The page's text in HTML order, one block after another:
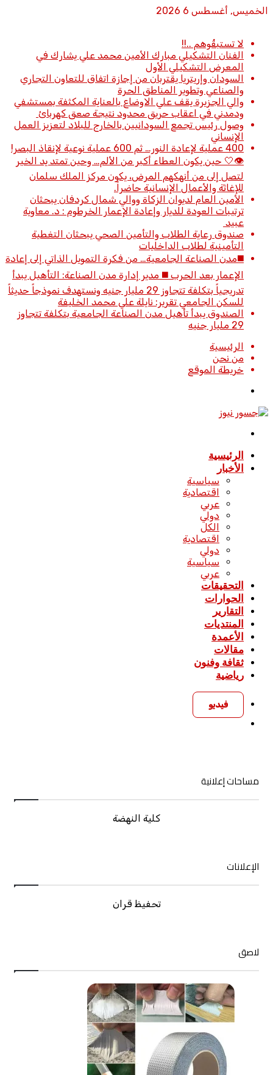
الخميس, أغسطس 6 2026
لا تستبقُوهم ..!!
الفنان التشكيلي مبارك الأمين محمد علي يشارك في
المعرض التشكيلي الأول
السودان وإريتريا يقتربان من إجازة اتفاق للتعاون التجاري
والصناعي وتطوير المناطق الحرة
والي الجزيرة يقف علي الاوضاع بالعناية المكثفة بمستشفي
ودمدني في اعقاب حريق محدود نتيجة صعق كهربائ
وصول رئيس تجمع السودانيين بالخارج للبلاد لتعزيز العمل
الإنساني
400 عملية لإعادة النور… ثم 600 عملية نوعية لإنقاذ البصر!
👁️🤍 حين يكون العطاء أكبر من الألم… وحين تمتد يد الخير
لتصل إلى من أنهكهم المرض، يكون مركز الملك سلمان
للإغاثة والأعمال الإنسانية حاضراً.
الأمين العام لديوان الزكاة ووالي شمال كردفان يبحثان
ترتيبات العودة للديار وإعادة الإعمار الخرطوم : د. معاوية
عبيد
صندوق رعاية الطلاب والتأمين الصحي يبحثان التغطية
التأمينية لطلاب الداخليات
◼️مدن الصناعة الجامعية… من فكرة التمويل الذاتي إلى إعادة
الإعمار بعد الحرب ◼️ مدير إدارة مدن الصناعة: التأهيل يبدأ
تدريجياً بتكلفة تتجاوز 29 مليار جنيه ونستهدف نموذجاً حديثاً
للسكن الجامعي تقرير: نايلة علي محمد الخليفة
الصندوق يبدأ تأهيل مدن الصناعة الجامعية بتكلفة تتجاوز
29 مليار جنيه
الرئيسية
من نحن
خريطة الموقع
الرئيسية
الأخبار
سياسية
اقتصادية
عربي
دولي
الكل
اقتصادية
دولي
سياسية
عربي
التحقيقات
الحوارات
التقارير
المنتديات
الأعمدة
مقالات
ثقافة وفنون
رياضية
فيديو
مساحات إعلانية
كلية النهضة
الإعلانات
تحفيظ قران
لاصق